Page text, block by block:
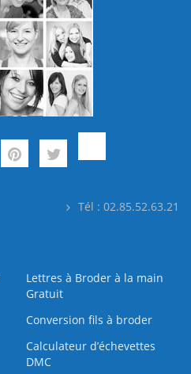
Tél : 02.85.52.63.21
Lettres à Broder à la main
Gratuit
Conversion fils à broder
Calculateur d’échevettes
DMC